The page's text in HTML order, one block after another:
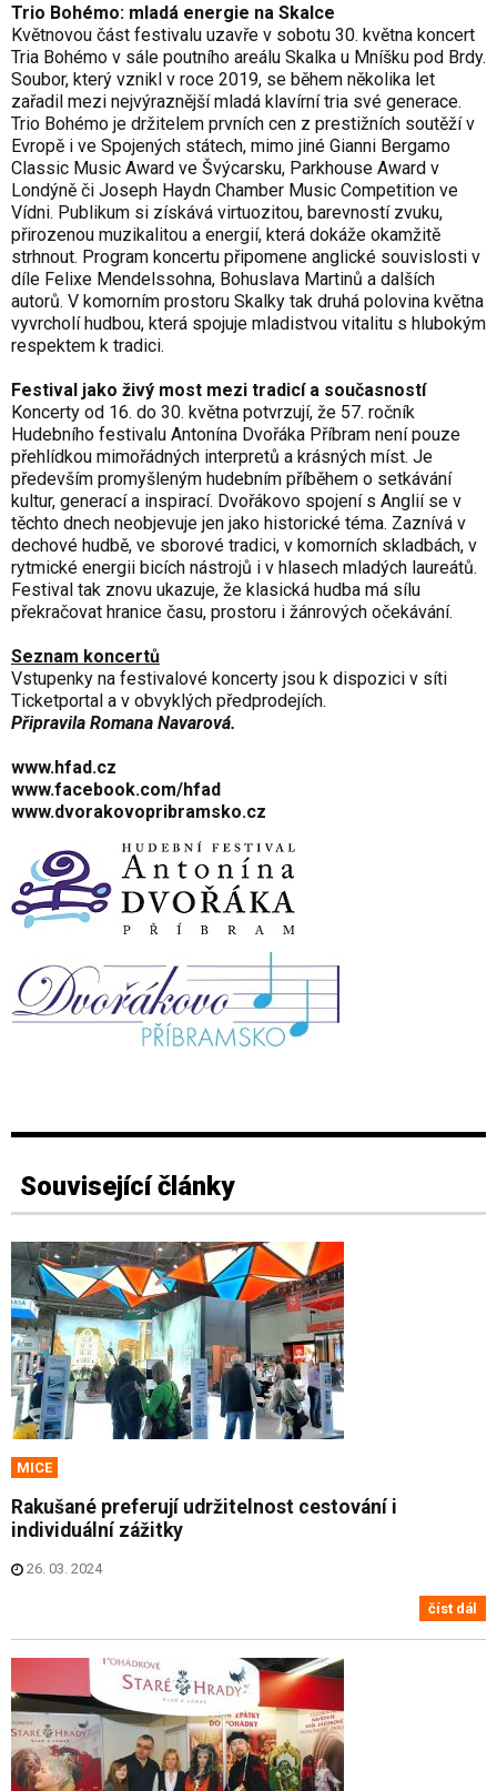
Trio Bohémo: mladá energie na Skalce
Květnovou část festivalu uzavře v sobotu 30. května koncert
Tria Bohémo v sále poutního areálu Skalka u Mníšku pod Brdy.
Soubor, který vznikl v roce 2019, se během několika let
zařadil mezi nejvýraznější mladá klavírní tria své generace.
Trio Bohémo je držitelem prvních cen z prestižních soutěží v
Evropě i ve Spojených státech, mimo jiné Gianni Bergamo
Classic Music Award ve Švýcarsku, Parkhouse Award v
Londýně či Joseph Haydn Chamber Music Competition ve
Vídni. Publikum si získává virtuozitou, barevností zvuku,
přirozenou muzikalitou a energií, která dokáže okamžitě
strhnout. Program koncertu připomene anglické souvislosti v
díle Felixe Mendelssohna, Bohuslava Martinů a dalších
autorů. V komorním prostoru Skalky tak druhá polovina května
vyvrcholí hudbou, která spojuje mladistvou vitalitu s hlubokým
respektem k tradici.
Festival jako živý most mezi tradicí a současností
Koncerty od 16. do 30. května potvrzují, že 57. ročník
Hudebního festivalu Antonína Dvořáka Příbram není pouze
přehlídkou mimořádných interpretů a krásných míst. Je
především promyšleným hudebním příběhem o setkávání
kultur, generací a inspirací. Dvořákovo spojení s Anglií se v
těchto dnech neobjevuje jen jako historické téma. Zaznívá v
dechové hudbě, ve sborové tradici, v komorních skladbách, v
rytmické energii bicích nástrojů i v hlasech mladých laureátů.
Festival tak znovu ukazuje, že klasická hudba má sílu
překračovat hranice času, prostoru i žánrových očekávání.
Seznam koncertů
Vstupenky na festivalové koncerty jsou k dispozici v síti
Ticketportal a v obvyklých předprodejích.
Připravila Romana Navarová.
www.hfad.cz
www.facebook.com/hfad
www.dvorakovopribramsko.cz
Související články
MICE
Rakušané preferují udržitelnost cestování i
individuální zážitky
26. 03. 2024
číst dál